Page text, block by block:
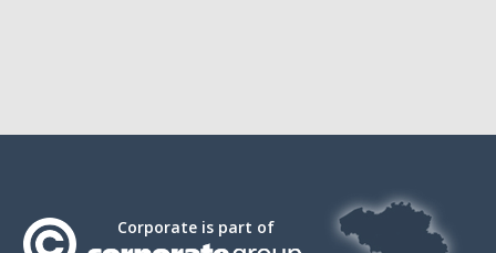
Corporate is part of